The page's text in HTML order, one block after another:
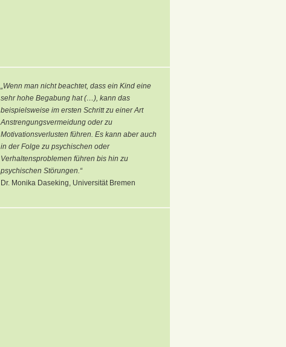
„Wenn man nicht beachtet, dass ein Kind eine
sehr hohe Begabung hat (…), kann das
beispielsweise im ersten Schritt zu einer Art
Anstrengungsvermeidung oder zu
Motivationsverlusten führen. Es kann aber auch
in der Folge zu psychischen oder
Verhaltensproblemen führen bis hin zu
psychischen Störungen.“
Dr. Monika Daseking, Universität Bremen